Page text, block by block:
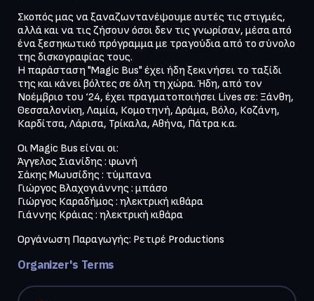
Σκοπός μας να ξαναζωντανέψουμε αυτές τις στιγμές,
αλλά και να τις ζήσουν όσοι δεν τις γνωρίσαν, μέσα από
ένα ξεσηκωτικό πρόγραμμα με τραγούδια από το σύνολο
της δισκογραφίας τους.
Η παράσταση "Magic Bus" έχει ήδη ξεκινήσει το ταξίδι
της και κάνει βόλτες σε όλη τη χώρα. Ήδη, από τον
Νοέμβριο του ‘24, έχει πραγματοποιήσει Lives σε: Ξάνθη,
Θεσσαλονίκη, Λαμία, Κομοτηνή, Δράμα, Βόλο, Κοζάνη,
Καρδίτσα, Λάρισα, Τρίκαλα, Αθήνα, Πάτρα κ.α.
Οι Magic Bus είναι οι:
Άγγελος Σιανίδης : φωνή
Σάκης Μωυσίδης : τύμπανα
Γιώργος Βλαχογιάννης : μπάσο
Γιώργος Καραδήμος : ηλεκτρική κιθάρα
Γιάννης Κράιας : ηλεκτρική κιθάρα
Οργάνωση Παραγωγής: Ρετιρέ Productions
Organizer's Terms